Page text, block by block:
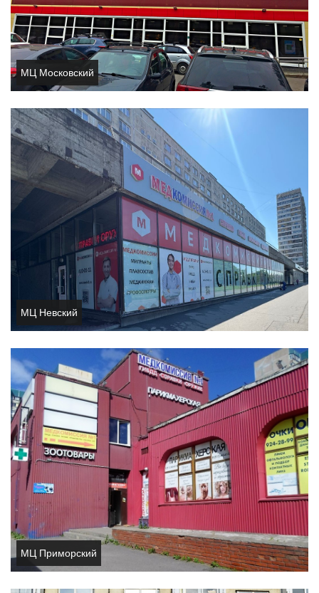
МЦ Московский
МЦ Невский
МЦ Приморский